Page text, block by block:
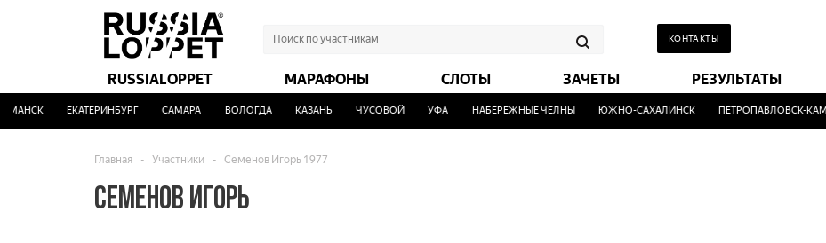
КОНТАКТЫ
RUSSIALOPPET МАРАФОНЫ СЛОТЫ ЗАЧЕТЫ РЕЗУЛЬТАТЫ
ЕКАТЕРИНБУРГ САМАРА ВОЛОГДА КАЗАНЬ ЧУСОВОЙ УФА НАБЕРЕЖНЫЕ ЧЕЛНЫ ЮЖНО-САХАЛИНСК ПЕТРОПАВЛОВСК-
Главная - Участники - Семенов Игорь 1977
СЕМЕНОВ ИГОРЬ